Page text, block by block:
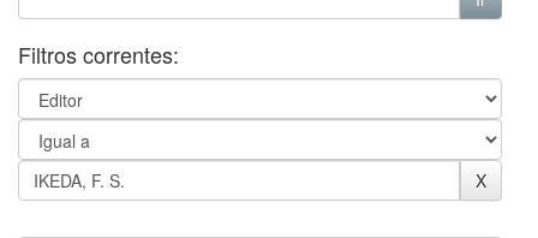
Filtros correntes: